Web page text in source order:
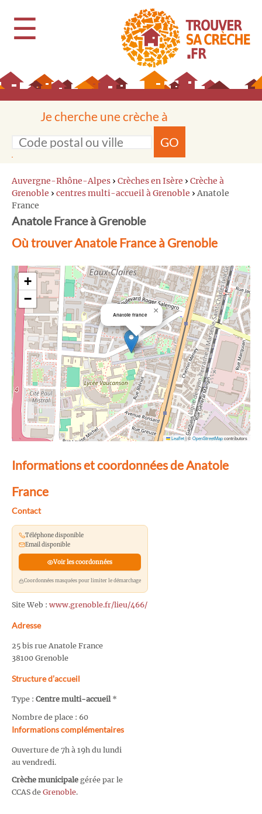
☰
Je cherche une crèche à
GO
Auvergne-Rhône-Alpes › Crèches en Isère › Crèche à
Grenoble › centres multi-accueil à Grenoble ›Anatole
France
Anatole France à Grenoble
Où trouver Anatole France à Grenoble
Anatole france ×
+
−
Leaflet|©OpenStreetMapcontributors
Informations et coordonnées de Anatole
France
Contact
Téléphone disponible
Email disponible
Voir les coordonnées
Coordonnées masquées pour limiter le démarchage
Site Web : www.grenoble.fr/lieu/466/
Adresse
25 bis rue Anatole France
38100 Grenoble
Structure d’accueil
Type : Centre multi-accueil*
Nombre de place : 60
Informations complémentaires
Ouverture de 7h à 19h du lundi
au vendredi.
Crèche municipale gérée par le
CCAS de Grenoble.